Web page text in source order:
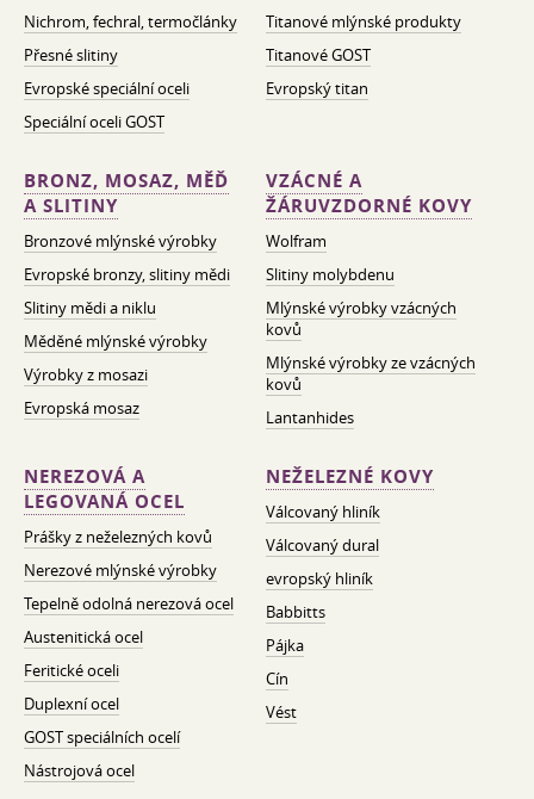
Nichrom, fechral, termočlánky
Přesné slitiny
Evropské speciální oceli
Speciální oceli GOST
Titanové mlýnské produkty
Titanové GOST
Evropský titan
BRONZ, MOSAZ, MĚĎ
A SLITINY
Bronzové mlýnské výrobky
Evropské bronzy, slitiny mědi
Slitiny mědi a niklu
Měděné mlýnské výrobky
Výrobky z mosazi
Evropská mosaz
VZÁCNÉ A
ŽÁRUVZDORNÉ KOVY
Wolfram
Slitiny molybdenu
Mlýnské výrobky vzácných
kovů
Mlýnské výrobky ze vzácných
kovů
Lantanhides
NEREZOVÁ A
LEGOVANÁ OCEL
Prášky z neželezných kovů
Nerezové mlýnské výrobky
Tepelně odolná nerezová ocel
Austenitická ocel
Feritické oceli
Duplexní ocel
GOST speciálních ocelí
Nástrojová ocel
NEŽELEZNÉ KOVY
Válcovaný hliník
Válcovaný dural
evropský hliník
Babbitts
Pájka
Cín
Vést